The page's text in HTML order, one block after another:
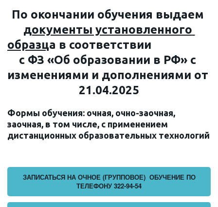
документы установленного
образца в соответствии
с ФЗ «Об образовании в РФ» с
изменениями и дополнениями от
21.04.2025
Формы обучения: очная, очно-заочная,
заочная, в том числе, с применением
дистанционных образовательных технологий
ЗАПИСАТЬСЯ НА ОЧНОЕ (ГРУППОВОЕ) ОБУЧЕНИЕ ПО
ТЕЛЕФОНУ 322-94-54